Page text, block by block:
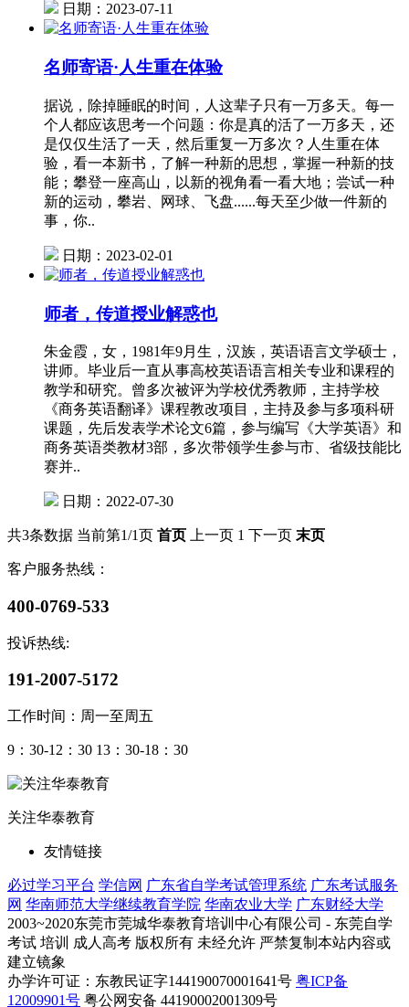
日期：2023-07-11
名师寄语·人生重在体验
据说，除掉睡眠的时间，人这辈子只有一万多天。每一
个人都应该思考一个问题：你是真的活了一万多天，还
是仅仅生活了一天，然后重复一万多次？人生重在体
验，看一本新书，了解一种新的思想，掌握一种新的技
能；攀登一座高山，以新的视角看一看大地；尝试一种
新的运动，攀岩、网球、飞盘......每天至少做一件新的
事，你..
日期：2023-02-01
师者，传道授业解惑也
朱金霞，女，1981年9月生，汉族，英语语言文学硕士，
讲师。毕业后一直从事高校英语语言相关专业和课程的
教学和研究。曾多次被评为学校优秀教师，主持学校
《商务英语翻译》课程教改项目，主持及参与多项科研
课题，先后发表学术论文6篇，参与编写《大学英语》和
商务英语类教材3部，多次带领学生参与市、省级技能比
赛并..
日期：2022-07-30
共3条数据 当前第1/1页 首页 上一页 1 下一页 末页
客户服务热线：
400-0769-533
投诉热线:
191-2007-5172
工作时间：周一至周五
9：30-12：30 13：30-18：30
关注华泰教育
友情链接
必过学习平台 学信网 广东省自学考试管理系统 广东考试服务
网 华南师范大学继续教育学院 华南农业大学 广东财经大学
2003~2020东莞市莞城华泰教育培训中心有限公司 - 东莞自学
考试 培训 成人高考 版权所有 未经允许 严禁复制本站内容或
建立镜象
办学许可证：东教民证字144190070001641号 粤ICP备
12009901号 粤公网安备 44190002001309号